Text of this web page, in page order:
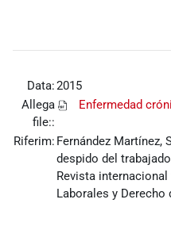
Data:2015
Allega
file::
Enfermedad
Riferim: Fernández Martínez,
despido del
Revista
Laborales y Derecho